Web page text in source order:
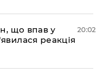
що впав у
реакція
20:02